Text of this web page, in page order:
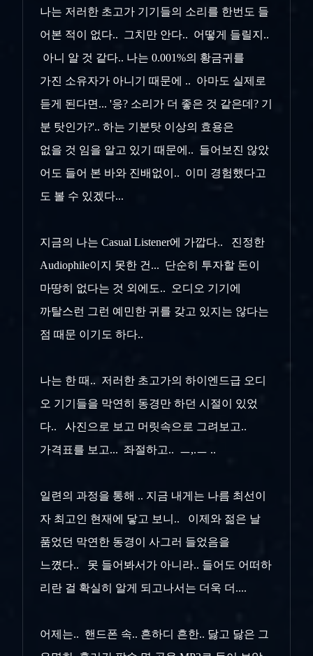
나는 저러한 초고가 기기들의 소리를 한번도 들
어본 적이 없다.. 그치만 안다.. 어떻게 들릴지..
아니 알 것 같다.. 나는 0.001%의 황금귀를
가진 소유자가 아니기 때문에 .. 아마도 실제로
듣게 된다면... '응? 소리가 더 좋은 것 같은데? 기
분 탓인가?'.. 하는 기분탓 이상의 효용은
없을 것 임을 알고 있기 때문에.. 들어보진 않았
어도 들어 본 바와 진배없이.. 이미 경험했다고
도 볼 수 있겠다...
지금의 나는 Casual Listener에 가깝다.. 진정한
Audiophile이지 못한 건... 단순히 투자할 돈이
마땅히 없다는 것 외에도.. 오디오 기기에
까탈스런 그런 예민한 귀를 갖고 있지는 않다는
점 때문 이기도 하다..
나는 한 때.. 저러한 초고가의 하이엔드급 오디
오 기기들을 막연히 동경만 하던 시절이 있었
다.. 사진으로 보고 머릿속으로 그려보고..
가격표를 보고... 좌절하고.. ㅡ,.ㅡ ..
일련의 과정을 통해 .. 지금 내게는 나름 최선이
자 최고인 현재에 닿고 보니.. 이제와 젊은 날
품었던 막연한 동경이 사그러 들었음을
느꼈다.. 못 들어봐서가 아니라.. 들어도 어떠하
리란 걸 확실히 알게 되고나서는 더욱 더....
어제는.. 핸드폰 속.. 흔하디 흔한.. 닳고 닳은 그